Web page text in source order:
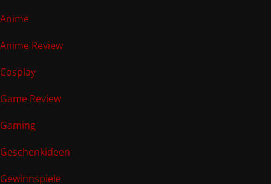
Anime
Anime Review
Cosplay
Game Review
Gaming
Geschenkideen
Gewinnspiele